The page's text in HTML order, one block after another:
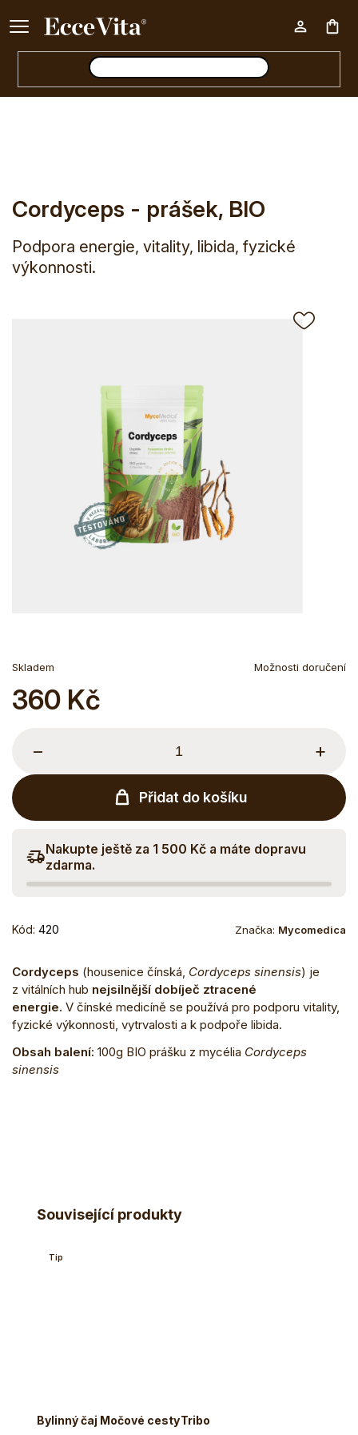
Ke každému nákupu nad 500 Kč dárek zdarma 📦
E-shop Cordyceps - prášek, BIO
Skladem Možnosti doručení
360 Kč
Měrná
cena:
+
−
Přidat do košíku
Nakupte ještě za 1 500 Kč a máte dopravu
zdarma.
Kód: 420 Značka: Mycomedica
Cordyceps (housenice čínská, Cordyceps sinensis) je
z vitálních hub nejsilnější dobíječ ztracené
energie. V čínské medicíně se používá pro podporu vitality,
fyzické výkonnosti, vytrvalosti a k podpoře libida.
Obsah balení: 100g BIO prášku z mycélia Cordyceps
sinensis
Cordyceps - prášek, BIO
Podpora energie, vitality, libida, fyzické
výkonnosti.
Související produkty
Tip
Bylinný čaj Močové cestyTribo